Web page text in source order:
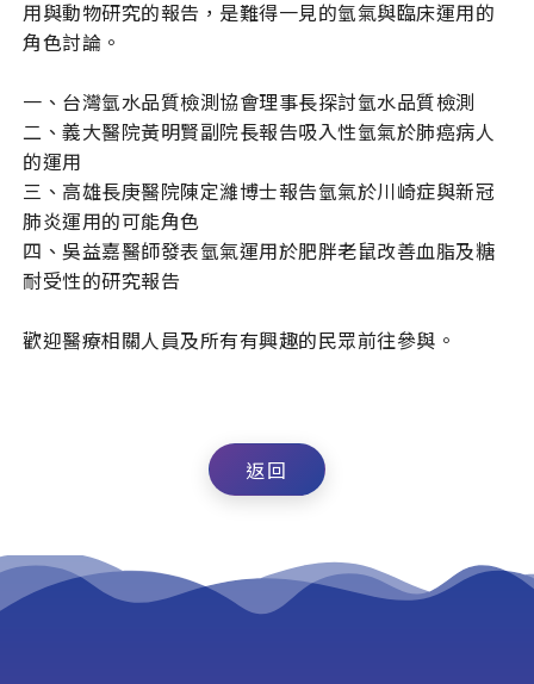
用與動物研究的報告，是難得一見的氫氣與臨床運用的
角色討論。
一、台灣氫水品質檢測協會理事長探討氫水品質檢測
二、義大醫院黃明賢副院長報告吸入性氫氣於肺癌病人
的運用
三、高雄長庚醫院陳定濰博士報告氫氣於川崎症與新冠
肺炎運用的可能角色
四、吳益嘉醫師發表氫氣運用於肥胖老鼠改善血脂及糖
耐受性的研究報告
歡迎醫療相關人員及所有有興趣的民眾前往參與。
返回